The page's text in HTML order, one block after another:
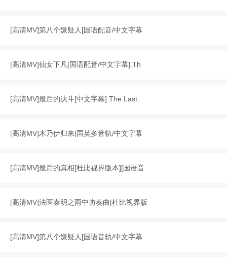
[高清MV]第八个嫌疑人[国语配音/中文字幕
[高清MV]仙女下凡[国语配音/中文字幕].Th
[高清MV]最后的决斗[中文字幕].The.Last.
[高清MV]木乃伊归来[国英多音轨/中文字幕
[高清MV]最后的真相[杜比视界版本][国语音
[高清MV]法医秦明之雨中协奏曲[杜比视界版
[高清MV]第八个嫌疑人[国语音轨/中文字幕